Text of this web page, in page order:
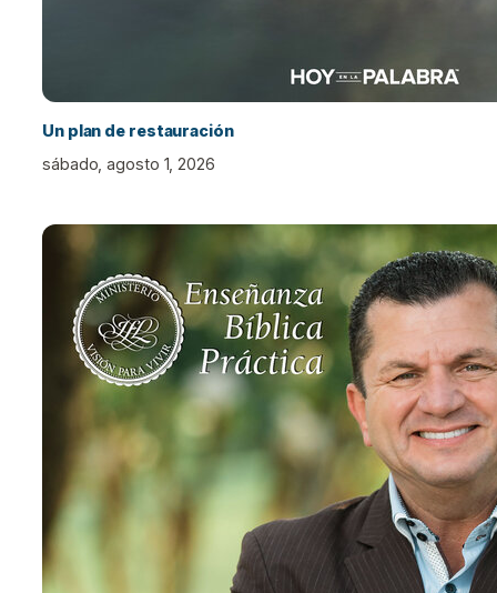
Un plan de restauración
sábado, agosto 1, 2026